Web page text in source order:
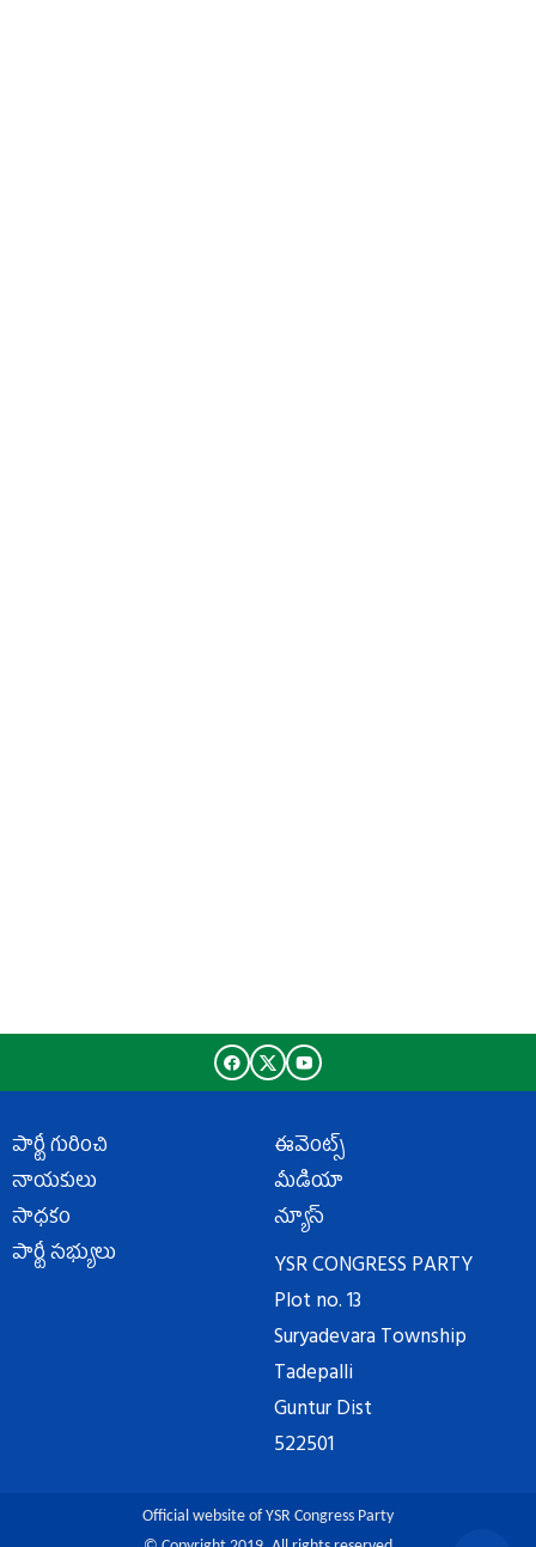
పార్టీ గురించి
నాయకులు
సాధకం
పార్టీ సభ్యులు
ఈవెంట్స్
మీడియా
న్యూస్
YSR CONGRESS PARTY
Plot no. 13
Suryadevara Township
Tadepalli
Guntur Dist
522501
Official website of YSR Congress Party